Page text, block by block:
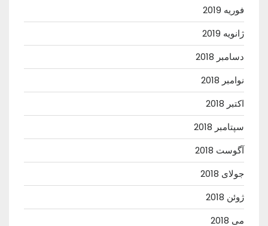
فوریه 2019
ژانویه 2019
دسامبر 2018
نوامبر 2018
اکتبر 2018
سپتامبر 2018
آگوست 2018
جولای 2018
ژوئن 2018
می 2018